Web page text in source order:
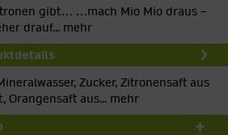
gibt… …mach Mio Mio draus –
drauf... mehr
Zucker, Zitronensaft aus
Orangensaft aus... mehr